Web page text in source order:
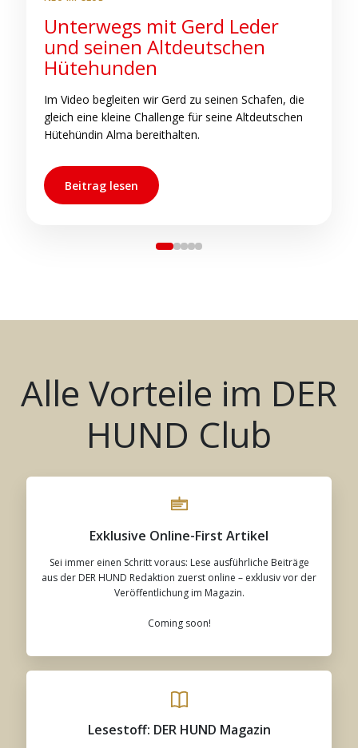
Unterwegs mit Gerd Leder
und seinen Altdeutschen
Hütehunden
Im Video begleiten wir Gerd zu seinen Schafen, die
gleich eine kleine Challenge für seine Altdeutschen
Hütehündin Alma bereithalten.
Beitrag lesen
Alle Vorteile im DER
HUND Club
Exklusive Online-First Artikel
Sei immer einen Schritt voraus: Lese ausführliche Beiträge
aus der DER HUND Redaktion zuerst online – exklusiv vor der
Veröffentlichung im Magazin.
Coming soon!
Lesestoff: DER HUND Magazin